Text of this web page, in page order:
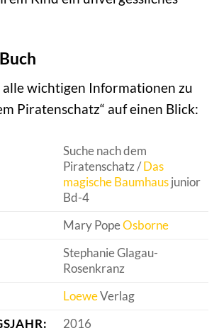
alle wichtigen Informationen zu
Piratenschatz“ auf einen Blick:
Suche nach dem
Piratenschatz /Das
magische Baumhausjunior
Bd-4
Mary PopeOsborne
Stephanie Glagau-
Rosenkranz
LoeweVerlag
2016